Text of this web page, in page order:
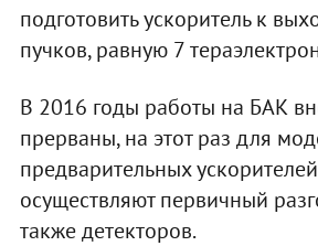
подготовить ускоритель к
пучков, равную 7
В 2016 годы работы на БАК
прерваны, на этот раз для
предварительных
осуществляют первичный
также детекторов.